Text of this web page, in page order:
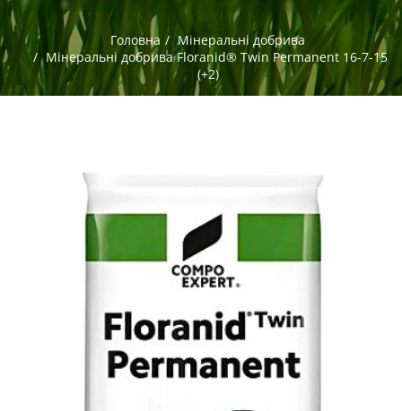
Головна
Мінеральні добрива
Мінеральні добрива Floranid® Twin Permanent 16-7-15
(+2)